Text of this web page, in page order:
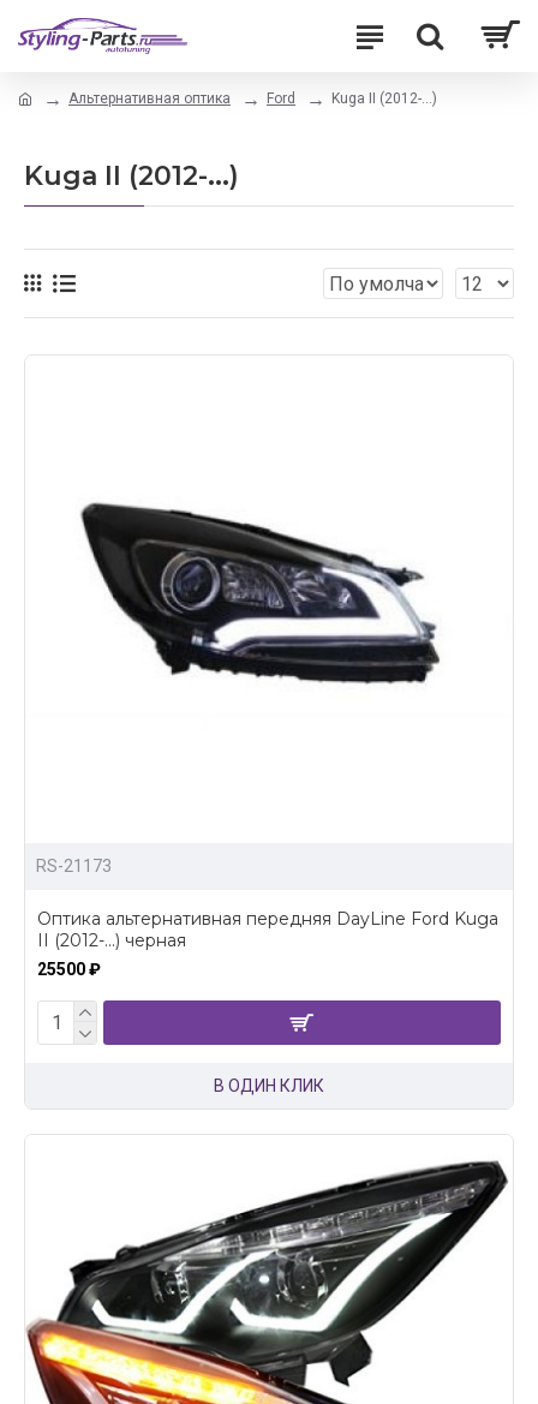
Альтернативная оптика Ford Kuga II (2012-...)
Kuga II (2012-...)
RS-21173
Оптика альтернативная передняя DayLine Ford Kuga
II (2012-...) черная
25500 ₽
В ОДИН КЛИК